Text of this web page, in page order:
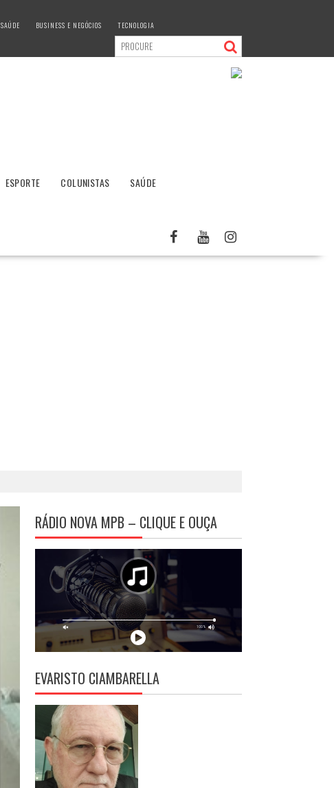
SAÚDE BUSINESS E NEGÓCIOS TECNOLOGIA
ESPORTE COLUNISTAS
SAÚDE
RÁDIO NOVA MPB – CLIQUE E OUÇA
EVARISTO CIAMBARELLA